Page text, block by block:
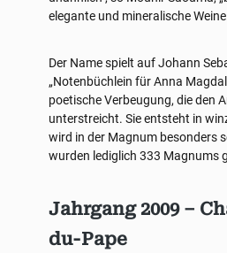
elegante und mineralische
Der Name spielt auf Johann
„Notenbüchlein für Anna
poetische Verbeugung, die den
unterstreicht. Sie entsteht in
wird in der Magnum besonders
wurden lediglich 333 Magnums
Jahrgang 2009 –
du-Pape